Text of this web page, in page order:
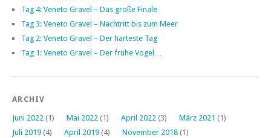
Tag 4: Veneto Gravel – Das große Finale
Tag 3: Veneto Gravel – Nachtritt bis zum Meer
Tag 2: Veneto Gravel – Der härteste Tag
Tag 1: Veneto Gravel – Der frühe Vogel…
ARCHIV
Juni 2022 (1) Mai 2022 (1) April 2022 (3) März 2021 (1)
Juli 2019 (4) April 2019 (4) November 2018 (1)